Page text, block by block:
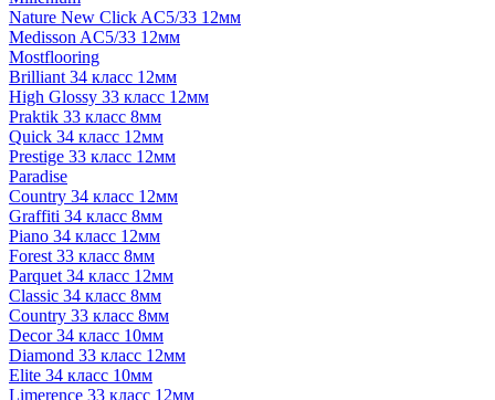
Nature New Click AC5/33 12мм
Medisson AC5/33 12мм
Mostflooring
Brilliant 34 класс 12мм
High Glossy 33 класс 12мм
Praktik 33 класс 8мм
Quick 34 класс 12мм
Prestige 33 класс 12мм
Paradise
Country 34 класс 12мм
Graffiti 34 класс 8мм
Piano 34 класс 12мм
Forest 33 класс 8мм
Parquet 34 класс 12мм
Classic 34 класс 8мм
Country 33 класс 8мм
Decor 34 класс 10мм
Diamond 33 класс 12мм
Elite 34 класс 10мм
Limerence 33 класс 12мм